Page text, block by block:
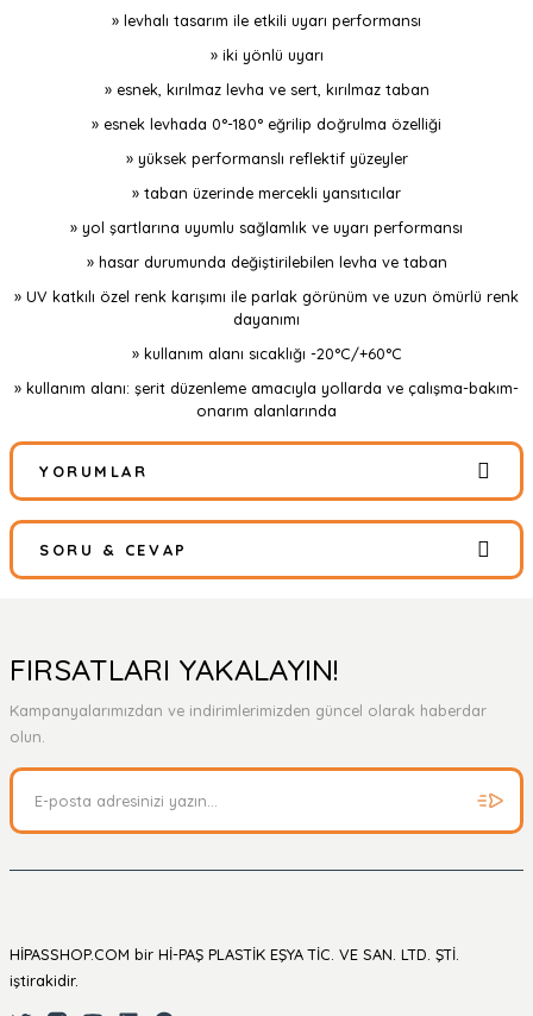
» levhalı tasarım ile etkili uyarı performansı
» iki yönlü uyarı
» esnek, kırılmaz levha ve sert, kırılmaz taban
» esnek levhada 0°-180° eğrilip doğrulma özelliği
» yüksek performanslı reflektif yüzeyler
» taban üzerinde mercekli yansıtıcılar
» yol şartlarına uyumlu sağlamlık ve uyarı performansı
» hasar durumunda değiştirilebilen levha ve taban
» UV katkılı özel renk karışımı ile parlak görünüm ve uzun ömürlü renk
dayanımı
» kullanım alanı sıcaklığı -20°C/+60°C
» kullanım alanı: şerit düzenleme amacıyla yollarda ve çalışma-bakım-
onarım alanlarında
YORUMLAR
Bu ürüne ilk yorumu siz yapın!
SORU & CEVAP
Ürün hakkında henüz soru sorulmamış.
FIRSATLARI YAKALAYIN!
Kampanyalarımızdan ve indirimlerimizden güncel olarak haberdar
olun.
HİPASSHOP.COM bir Hİ-PAŞ PLASTİK EŞYA TİC. VE SAN. LTD. ŞTİ.
iştirakidir.